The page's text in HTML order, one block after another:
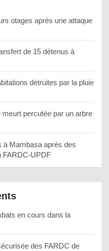
otages après une attaque
de 15 détenus à
détruites par la pluie
percutée par un arbre
à Mambasa après des
FARDC-UPDF
en cours dans la
des FARDC de